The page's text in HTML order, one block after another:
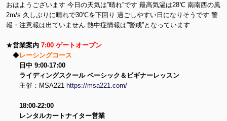
おはようございます 今日の天気は”晴れ”です 最高気温は28℃ 南南西の風
2m/s 久しぶりに晴れで30℃を下回り 過ごしやすい日になりそうです 警
報・注意報は出ていません 熱中症情報は”警戒”となっています
★営業案内 7:00 ゲートオープン
◆レーシングコース
日中 9:00-17:00
ライディングスクール ベーシック＆ビギナーレッスン
主催：MSA221 https://msa221.com/
18:00-22:00
レンタルカートナイター営業